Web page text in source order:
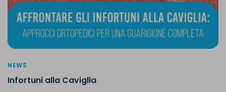
NEWS
Infortuni alla Caviglia